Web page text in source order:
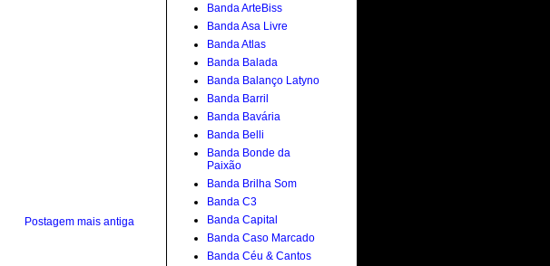
Postagem mais antiga
Banda ArteBiss
Banda Asa Livre
Banda Atlas
Banda Balada
Banda Balanço Latyno
Banda Barril
Banda Bavária
Banda Belli
Banda Bonde da
Paixão
Banda Brilha Som
Banda C3
Banda Capital
Banda Caso Marcado
Banda Céu & Cantos